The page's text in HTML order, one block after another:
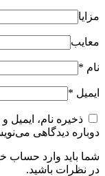
مزایا
معایب
نام *
ایمیل *
ذخیره نام،
دوباره دیدگاهی
شما باید وارد حساب
در نظرات باشید.